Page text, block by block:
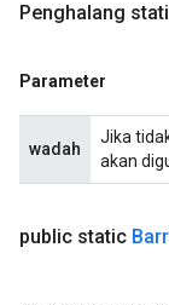
Penghalang
Parameter
wadah
Jika
akan
public static